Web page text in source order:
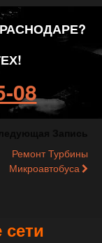
08
Ремонт Турбины
Микроавтобуса